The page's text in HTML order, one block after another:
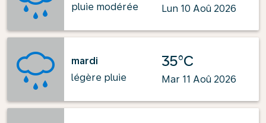
pluie modérée
Lun 10 Aoû 2026
mardi
légère pluie
35°C
Mar 11 Aoû 2026